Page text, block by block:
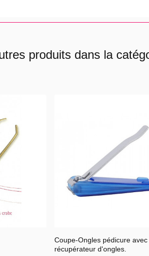
produits dans la
Voir l'article
Coupe-Ongles pédicure avec
récupérateur d'ongles.